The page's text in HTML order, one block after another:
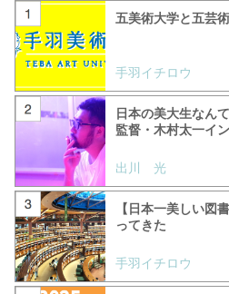
五美術大学と五芸
手羽イチロウ
日本の美大生なん
監督・木村太一イ
出川 光
【日本一美しい図
ってきた
手羽イチロウ